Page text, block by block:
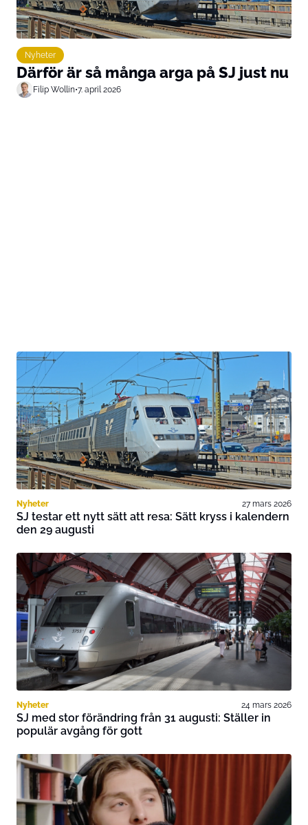
Nyheter
Därför är så många arga på SJ just nu
Filip Wollin•7. april 2026
Nyheter 27 mars 2026
SJ testar ett nytt sätt att resa: Sätt kryss i kalendern
den 29 augusti
Nyheter 24 mars 2026
SJ med stor förändring från 31 augusti: Ställer in
populär avgång för gott